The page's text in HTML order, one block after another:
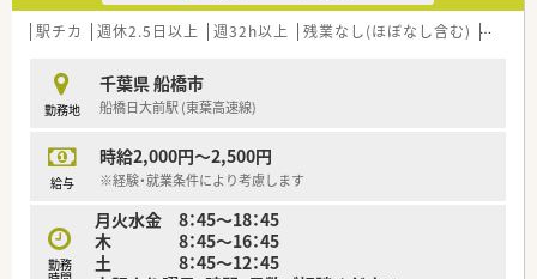
駅チカ 週休2.5日以上 週32h以上 残業なし(ほぼなし含む) 転勤な
勤務地
千葉県 船橋市
船橋日大前駅 (東葉高速線)
給与
時給2,000円～2,500円
※経験・就業条件により考慮します
勤務
月火水金 8：45～18：45
木 8：45～16：45
土 8：45～12：45